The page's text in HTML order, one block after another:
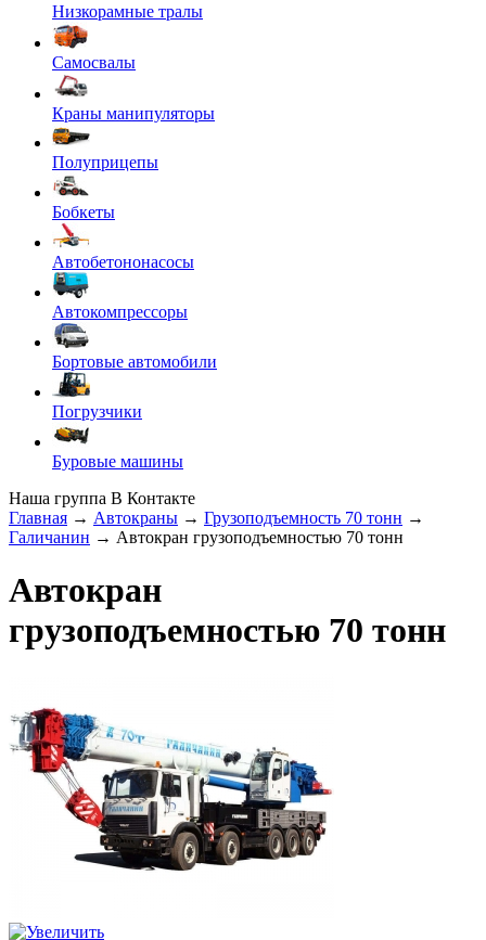
Низкорамные тралы
Самосвалы
Краны манипуляторы
Полуприцепы
Бобкеты
Автобетононасосы
Автокомпрессоры
Бортовые автомобили
Погрузчики
Буровые машины
Наша группа В Контакте
Главная → Автокраны → Грузоподъемность 70 тонн →
Галичанин → Автокран грузоподъемностью 70 тонн
Автокран
грузоподъемностью 70 тонн